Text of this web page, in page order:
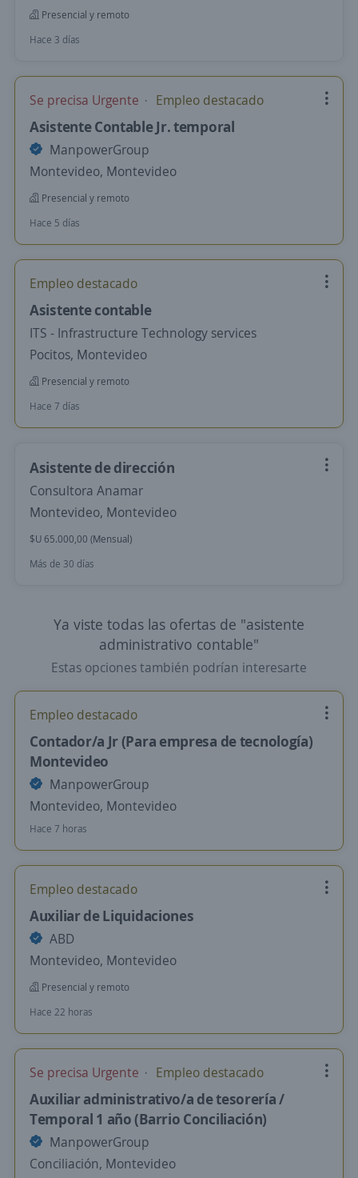
Presencial y remoto
Hace 3 días
Se precisa Urgente Empleo destacado
Asistente Contable Jr. temporal
ManpowerGroup
Montevideo, Montevideo
Presencial y remoto
Hace 5 días
Empleo destacado
Asistente contable
ITS - Infrastructure Technology services
Pocitos, Montevideo
Presencial y remoto
Hace 7 días
Asistente de dirección
Consultora Anamar
Montevideo, Montevideo
$U 65.000,00 (Mensual)
Más de 30 días
Ya viste todas las ofertas de "asistente
administrativo contable"
Estas opciones también podrían interesarte
Empleo destacado
Contador/a Jr (Para empresa de tecnología)
Montevideo
ManpowerGroup
Montevideo, Montevideo
Hace 7 horas
Empleo destacado
Auxiliar de Liquidaciones
ABD
Montevideo, Montevideo
Presencial y remoto
Hace 22 horas
Se precisa Urgente Empleo destacado
Auxiliar administrativo/a de tesorería /
Temporal 1 año (Barrio Conciliación)
ManpowerGroup
Conciliación, Montevideo